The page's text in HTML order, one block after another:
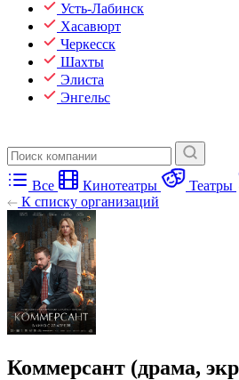
Усть-Лабинск
Хасавюрт
Черкесск
Шахты
Элиста
Энгельс
Все Кинотеатры Театры
К списку организаций
Коммерсант (драма,